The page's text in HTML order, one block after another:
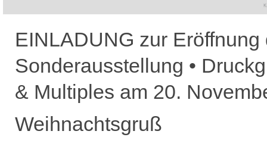
EINLADUNG zur Eröffnung
Sonderausstellung •
& Multiples am 20.
Weihnachtsgruß